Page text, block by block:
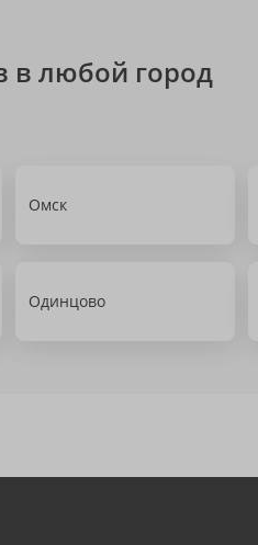
в любой город
Омск
Одинцово